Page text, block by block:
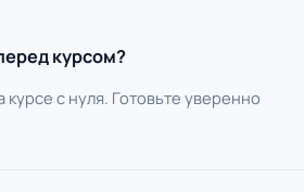
курсом?
курсе с нуля. Готовьте уверенно